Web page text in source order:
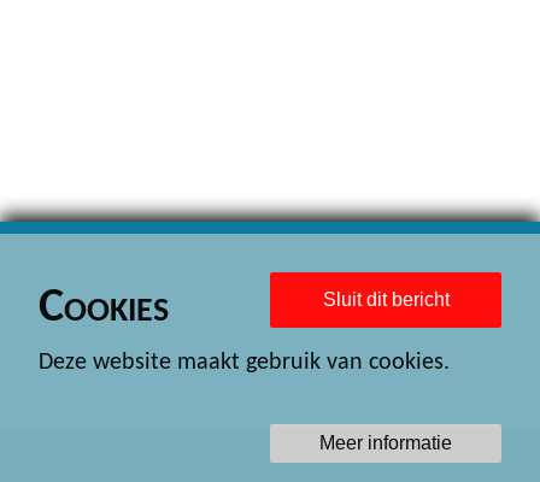
Sluit dit bericht
Cookies
Deze website maakt gebruik van cookies.
Meer informatie